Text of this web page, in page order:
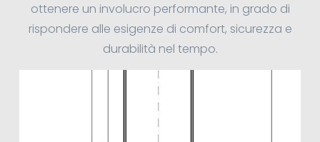
ottenere un involucro performante, in grado di
rispondere alle esigenze di comfort, sicurezza e
durabilità nel tempo.